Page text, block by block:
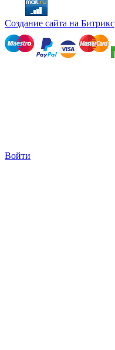
Создание сайта на Битрикс
Войти